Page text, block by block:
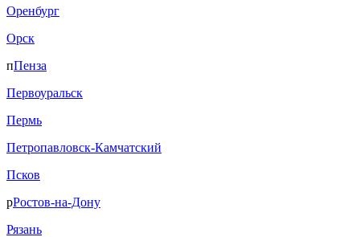
Оренбург
Орск
пПенза
Первоуральск
Пермь
Петропавловск-Камчатский
Псков
рРостов-на-Дону
Рязань